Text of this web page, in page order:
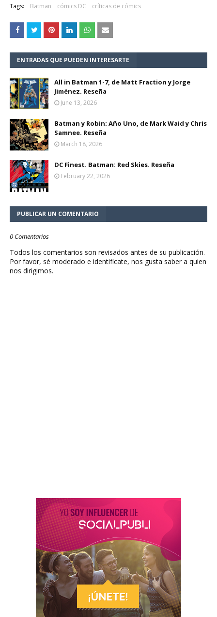
Tags: Batman cómics DC críticas de cómics
ENTRADAS QUE PUEDEN INTERESARTE
All in Batman 1-7, de Matt Fraction y Jorge
Jiménez. Reseña
June 13, 2026
Batman y Robin: Año Uno, de Mark Waid y Chris
Samnee. Reseña
March 18, 2026
DC Finest. Batman: Red Skies. Reseña
February 22, 2026
PUBLICAR UN COMENTARIO
0 Comentarios
Todos los comentarios son revisados antes de su publicación.
Por favor, sé moderado e identifícate, nos gusta saber a quien
nos dirigimos.